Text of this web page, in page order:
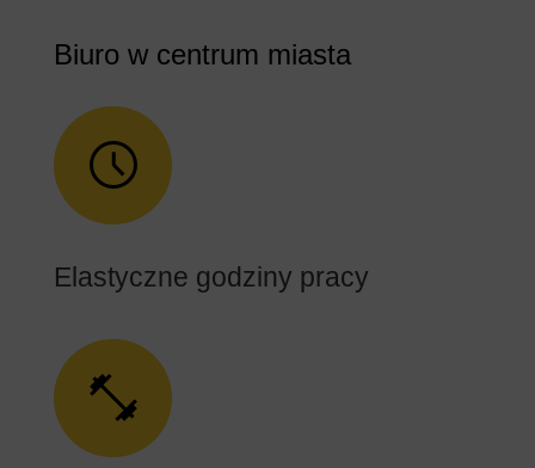
Biuro w centrum miasta
Elastyczne godziny pracy